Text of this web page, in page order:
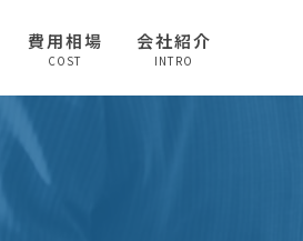
費用相場
COST
会社紹介
INTRO